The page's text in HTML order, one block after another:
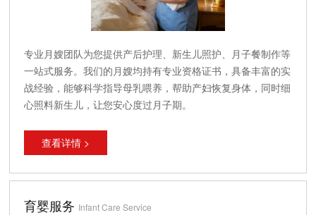
专业月嫂团队为您提供产后护理、新生儿照护、月子餐制作等
一站式服务。我们的月嫂均持有专业资格证书，具备丰富的实
战经验，能够科学指导母乳喂养，帮助产妇恢复身体，同时细
心照料新生儿，让您安心度过月子期。
查看详情 >
育婴服务 Infant Care Service